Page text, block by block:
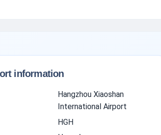
information
Hangzhou Xiaoshan
International Airport
HGH